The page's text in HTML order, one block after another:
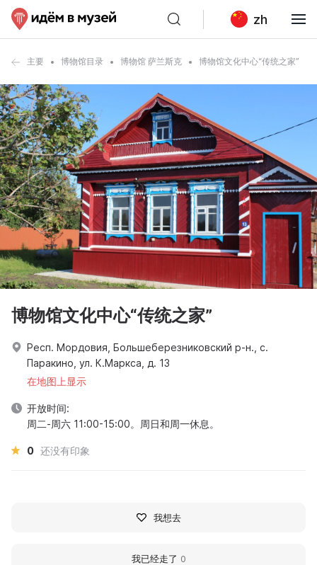
zh
主要 博物馆目录 博物馆 萨兰斯克 博物馆文化中心“传统之家”
博物馆文化中心“传统之家”
Респ. Мордовия, Большеберезниковский р-н., с.
Паракино, ул. К.Маркса, д. 13
在地图上显示
开放时间:
周二-周六 11:00-15:00。周日和周一休息。
0 还没有印象
我想去
我已经走了 0